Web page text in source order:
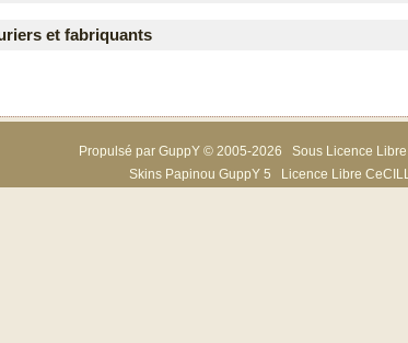
et fabriquants
Propulsé par GuppY © 2005-2026
Sous Licence Libre
Skins Papinou GuppY 5
Licence Libre CeCILL